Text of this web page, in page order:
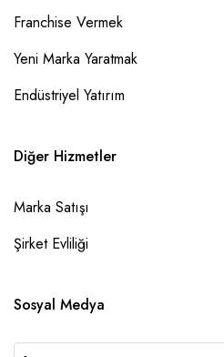
Franchise Vermek
Yeni Marka Yaratmak
Endüstriyel Yatırım
Diğer Hizmetler
Marka Satışı
Şirket Evliliği
Sosyal Medya